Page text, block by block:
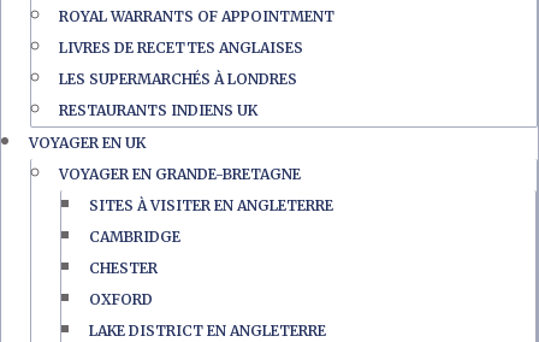
ROYAL WARRANTS OF APPOINTMENT
LIVRES DE RECETTES ANGLAISES
LES SUPERMARCHÉS À LONDRES
RESTAURANTS INDIENS UK
VOYAGER EN UK
VOYAGER EN GRANDE-BRETAGNE
SITES À VISITER EN ANGLETERRE
CAMBRIDGE
CHESTER
OXFORD
LAKE DISTRICT EN ANGLETERRE